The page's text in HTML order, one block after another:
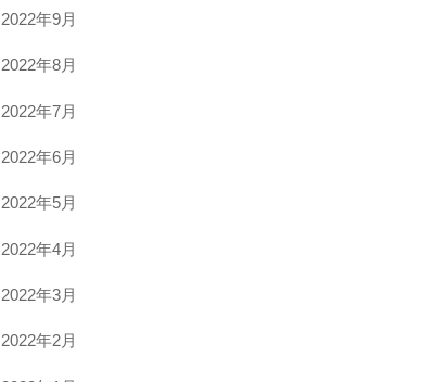
2022年9月
2022年8月
2022年7月
2022年6月
2022年5月
2022年4月
2022年3月
2022年2月